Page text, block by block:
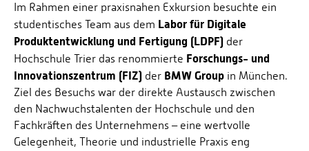
Im Rahmen einer praxisnahen Exkursion besuchte ein
studentisches Team aus dem Labor für Digitale
Produktentwicklung und Fertigung (LDPF) der
Hochschule Trier das renommierte Forschungs- und
Innovationszentrum (FIZ) der BMW Group in München.
Ziel des Besuchs war der direkte Austausch zwischen
den Nachwuchstalenten der Hochschule und den
Fachkräften des Unternehmens – eine wertvolle
Gelegenheit, Theorie und industrielle Praxis eng